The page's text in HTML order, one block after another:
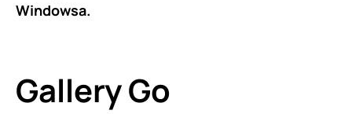
Windowsa.
Gallery Go